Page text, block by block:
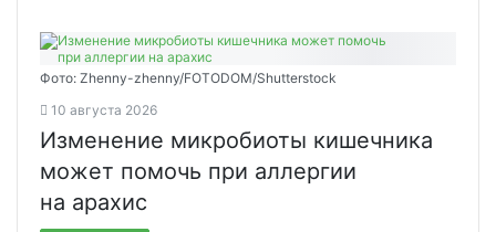
Фото: Zhenny-zhenny/FOTODOM/Shutterstock
10 августа 2026
Изменение микробиоты кишечника
может помочь при аллергии
на арахис